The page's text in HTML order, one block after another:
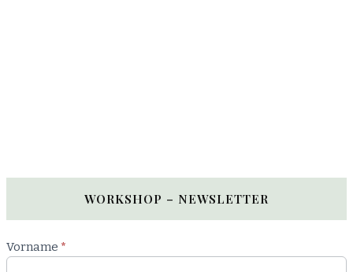
WORKSHOP – NEWSLETTER
Newsletter
Workshop
Vorname *